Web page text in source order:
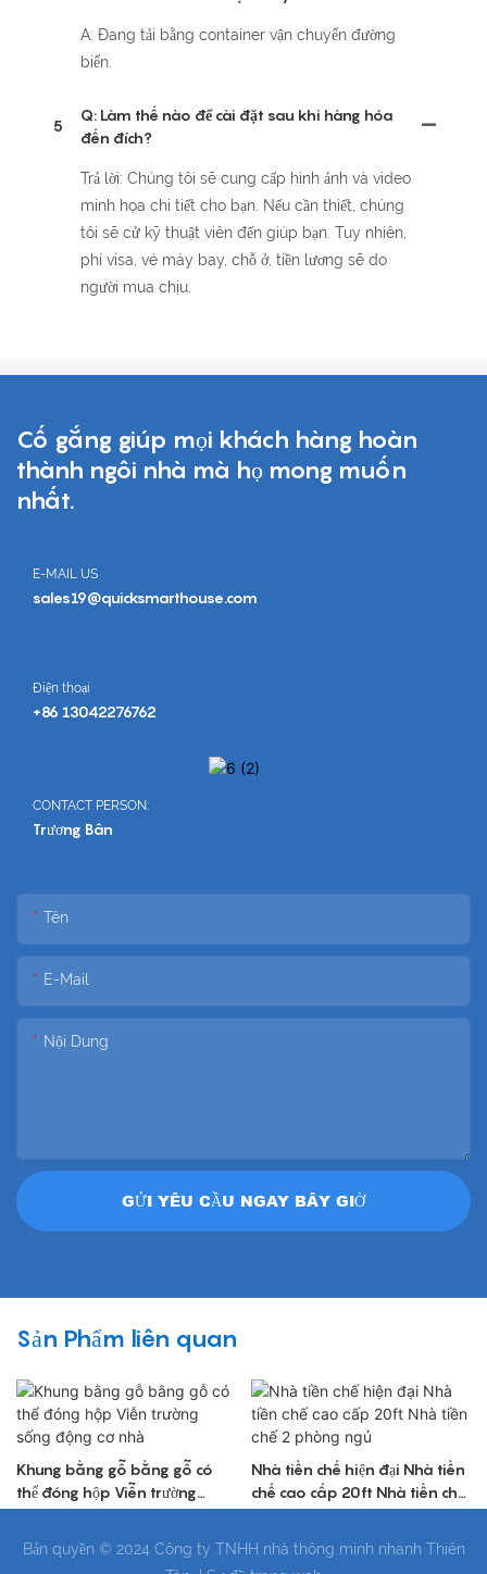
A: Đang tải bằng container vận chuyển đường
biển.
5
Q: Làm thế nào để cài đặt sau khi hàng hóa
đến đích?
Trả lời: Chúng tôi sẽ cung cấp hình ảnh và video
minh họa chi tiết cho bạn. Nếu cần thiết, chúng
tôi sẽ cử kỹ thuật viên đến giúp bạn. Tuy nhiên,
phí visa, vé máy bay, chỗ ở, tiền lương sẽ do
người mua chịu.
Cố gắng giúp mọi khách hàng hoàn
thành ngôi nhà mà họ mong muốn
nhất.
E-MAIL US
sales19@quicksmarthouse.com
Điện thoại
+86 13042276762
CONTACT PERSON:
Trương Bân
Tên
E-Mail
Nội Dung
GỬI YÊU CẦU NGAY BÂY GIỜ
Sản Phẩm liên quan
Khung bằng gỗ bằng gỗ có
thể đóng hộp Viễn trường
sống động cơ nhà
Nhà tiền chế hiện đại Nhà tiền
chế cao cấp 20ft Nhà tiền chế
2 phòng ngủ
Bản quyền © 2024 Công ty TNHH nhà thông minh nhanh Thiên